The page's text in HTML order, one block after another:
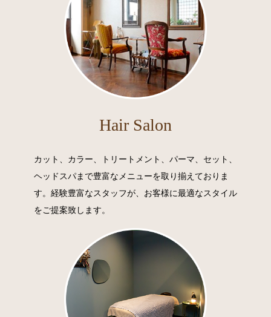
Hair Salon
カット、カラー、トリートメント、パーマ、セット、
ヘッドスパまで豊富なメニューを取り揃えておりま
す。経験豊富なスタッフが、お客様に最適なスタイル
をご提案致します。